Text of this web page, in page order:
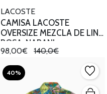
LACOSTE
CAMISA LACOSTE
OVERSIZE MEZCLA DE LINO
ROSA-NARANJ
98,00€ 140,0€
40%